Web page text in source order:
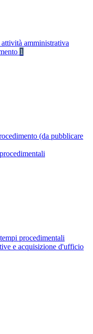
amministrativa
1
(da pubblicare
procedimentali
e acquisizione d'ufficio